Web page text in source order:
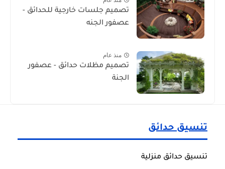
تصميم جلسات خارجية للحدائق -
عصفور الجنه
منذ عام
تصميم مظلات حدائق - عصفور
الجنة
تنسيق حدائق
تنسيق حدائق منزلية